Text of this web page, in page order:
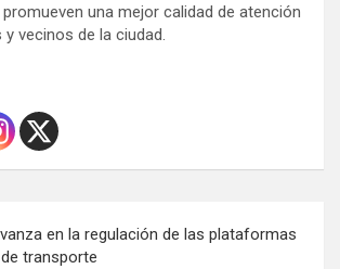
una mejor calidad de atención
vecinos de la ciudad.
en la regulación de las plataformas
transporte